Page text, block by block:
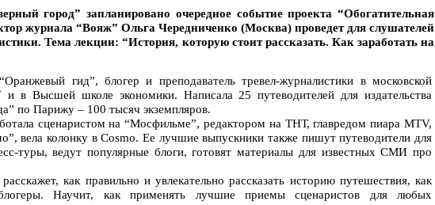
город” запланировано очередное событие проекта “Обогатительная
журнала “Вояж” Ольга Чередниченко (Москва) проведет для слушателей
Тема лекции: “История, которую стоит рассказать. Как заработать на
гид”, блогер и преподаватель тревел-журналистики в московской
в Высшей школе экономики. Написала 25 путеводителей для издательства
по Парижу – 100 тысяч экземпляров.
сценаристом на “Мосфильме”, редактором на ТНТ, главредом пиара MTV,
вела колонку в Cosmo. Ее лучшие выпускники также пишут путеводители для
туры, ведут популярные блоги, готовят материалы для известных СМИ про
как правильно и увлекательно рассказать историю путешествия, как
блогеры. Научит, как применять лучшие приемы сценаристов для любых